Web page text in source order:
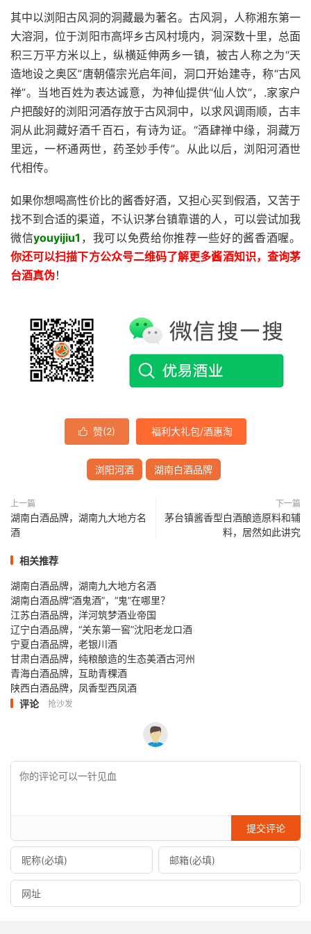
其中以浏阳古风洞的洞藏最为著名。古风洞，人称湘东第一
大溶洞，位于浏阳市高坪乡古风村境内，洞深数十里，总面
积三万平方米以上，纵横延伸两乡一镇，被古人称之为“天
造地设之奥区”唐朝僖宗光启年间，洞口开始建寺，称“古风
禅”。当地百姓为表达诚意，为神仙提供“仙人饮”，.家家户
户把酸好的浏阳河酒存放于古风洞中，以求风调雨顺，古丰
洞从此洞藏好酒千百石，有诗为证。“酒肆禅中缘，洞藏万
里远，一杯通两世，药圣妙手传”。从此以后，浏阳河酒世
代相传。
如果你想喝高性价比的酱香好酒，又担心买到假酒，又苦于
找不到合适的渠道，不认识茅台镇靠谱的人，可以尝试加我
微信youyijiu1 ，我可以免费给你推荐一些好的酱香酒喔。
你还可以扫描下方公众号二维码了解更多酱酒知识，查询茅
台酒真伪！
 赞(2) 福利大礼包/酒惠淘
浏阳河酒 湖南白酒品牌
上一篇
湖南白酒品牌，湖南九大地方名
酒
下一篇
茅台镇酱香型白酒酿造原料和辅
料，居然如此讲究
相关推荐
湖南白酒品牌，湖南九大地方名酒
湖南白酒品牌“酒鬼酒”，“鬼”在哪里？
江苏白酒品牌，洋河筑梦酒业帝国
辽宁白酒品牌，“关东第一窖”沈阳老龙口酒
宁夏白酒品牌，老银川酒
甘肃白酒品牌，纯粮酿造的生态美酒古河州
青海白酒品牌，互助青稞酒
陕西白酒品牌，凤香型西凤酒
评论
抢沙发
提交评论